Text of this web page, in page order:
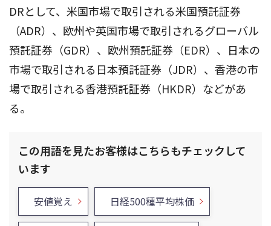
DRとして、米国市場で取引される米国預託証券
（ADR）、欧州や英国市場で取引されるグローバル
預託証券（GDR）、欧州預託証券（EDR）、日本の
市場で取引される日本預託証券（JDR）、香港の市
場で取引される香港預託証券（HKDR）などがあ
る。
この用語を見たお客様はこちらもチェックして
います
安値覚え 日経500種平均株価